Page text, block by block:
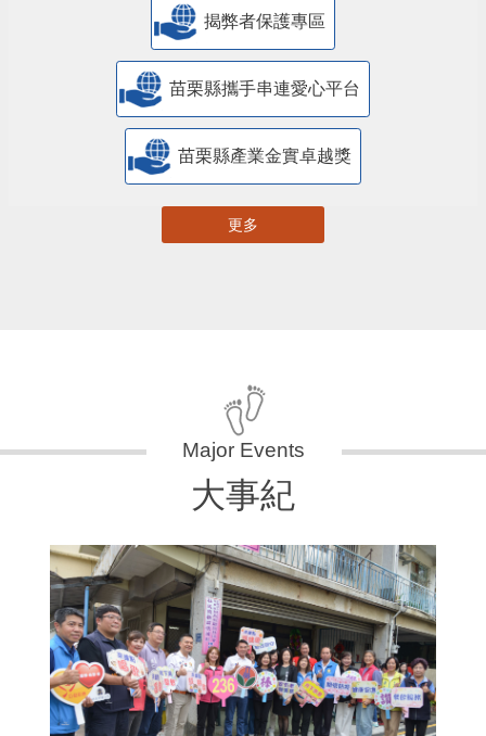
揭弊者保護專區
苗栗縣攜手串連愛心平台
苗栗縣產業金實卓越獎
更多
大事紀